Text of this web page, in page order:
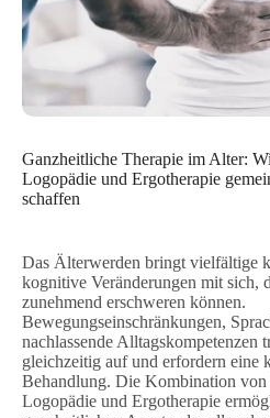
Ganzheitliche Therapie im Alter:
Logopädie und Ergotherapie
schaffen
Das Älterwerden bringt vielfältige
kognitive Veränderungen mit sich,
zunehmend erschweren können.
Bewegungseinschränkungen,
nachlassende Alltagskompetenzen
gleichzeitig auf und erfordern eine
Behandlung. Die Kombination von
Logopädie und Ergotherapie